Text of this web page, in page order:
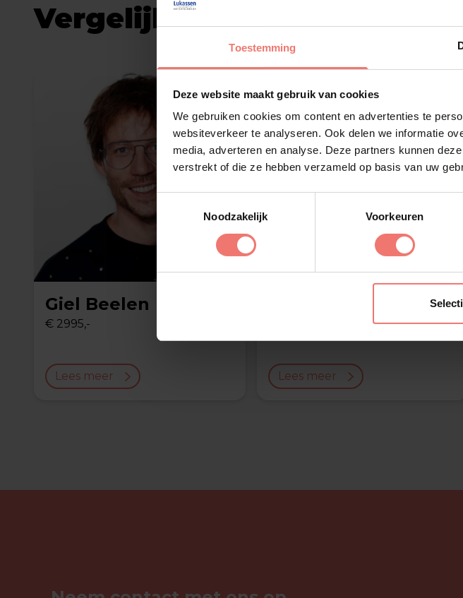
Toestemming
Deze website maakt gebruik van cookies
We gebruiken cookies om content en advertenties te
websiteverkeer te analyseren. Ook delen we informatie
media, adverteren en analyse. Deze partners kunnen
verstrekt of die ze hebben verzameld op basis van uw
Noodzakelijk
Voorkeuren
Vergelijkbare artiesten
Giel Beelen
€ 2995,-
Lees meer Lees meer